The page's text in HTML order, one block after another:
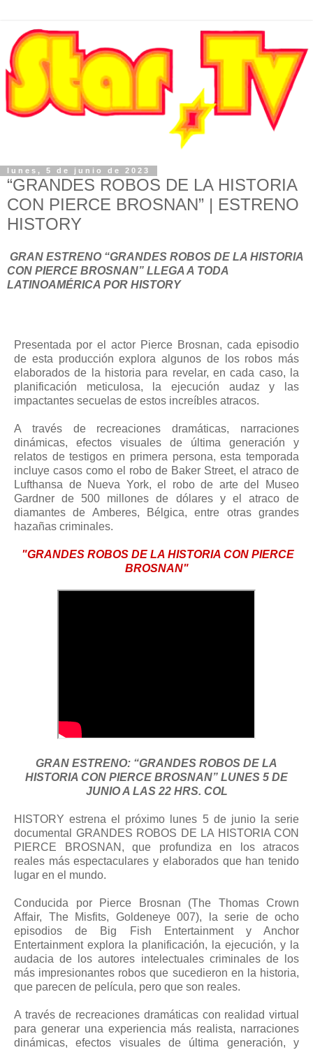
lunes, 5 de junio de 2023
“GRANDES ROBOS DE LA HISTORIA
CON PIERCE BROSNAN” | ESTRENO
HISTORY
GRAN ESTRENO “GRANDES ROBOS DE LA HISTORIA
CON PIERCE BROSNAN” LLEGA A TODA
LATINOAMÉRICA POR HISTORY
Presentada por el actor Pierce Brosnan, cada episodio
de esta producción explora algunos de los robos más
elaborados de la historia para revelar, en cada caso, la
planificación meticulosa, la ejecución audaz y las
impactantes secuelas de estos increíbles atracos.
A través de recreaciones dramáticas, narraciones
dinámicas, efectos visuales de última generación y
relatos de testigos en primera persona, esta temporada
incluye casos como el robo de Baker Street, el atraco de
Lufthansa de Nueva York, el robo de arte del Museo
Gardner de 500 millones de dólares y el atraco de
diamantes de Amberes, Bélgica, entre otras grandes
hazañas criminales.
"GRANDES ROBOS DE LA HISTORIA CON PIERCE
BROSNAN"
GRAN ESTRENO: “GRANDES ROBOS DE LA
HISTORIA CON PIERCE BROSNAN” LUNES 5 DE
JUNIO A LAS 22 HRS. COL
HISTORY estrena el próximo lunes 5 de junio la serie
documental GRANDES ROBOS DE LA HISTORIA CON
PIERCE BROSNAN, que profundiza en los atracos
reales más espectaculares y elaborados que han tenido
lugar en el mundo.
Conducida por Pierce Brosnan (The Thomas Crown
Affair, The Misfits, Goldeneye 007), la serie de ocho
episodios de Big Fish Entertainment y Anchor
Entertainment explora la planificación, la ejecución, y la
audacia de los autores intelectuales criminales de los
más impresionantes robos que sucedieron en la historia,
que parecen de película, pero que son reales.
A través de recreaciones dramáticas con realidad virtual
para generar una experiencia más realista, narraciones
dinámicas, efectos visuales de última generación, y